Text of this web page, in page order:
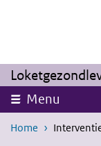
Overslaan en naar
Menu
Home